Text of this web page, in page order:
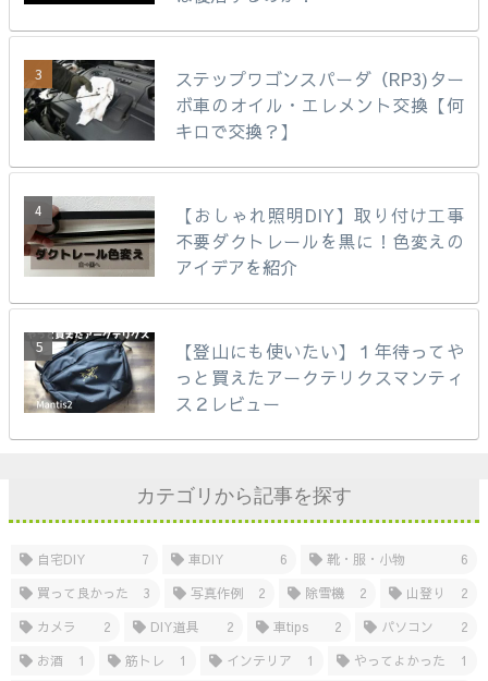
ステップワゴンスパーダ（RP3)ター
ボ車のオイル・エレメント交換【何
キロで交換？】
【おしゃれ照明DIY】取り付け工事
不要ダクトレールを黒に！色変えの
アイデアを紹介
【登山にも使いたい】１年待ってや
っと買えたアークテリクスマンティ
ス２レビュー
カテゴリから記事を探す
自宅DIY 7 車DIY 6 靴・服・小物
6
買って良かった
3 写真作例 2 除雪機 2 山登り
2
カメラ
2 DIY道具 2 車tips 2 パソコン
2
お酒
1 筋トレ 1 インテリア 1 やってよかった 1